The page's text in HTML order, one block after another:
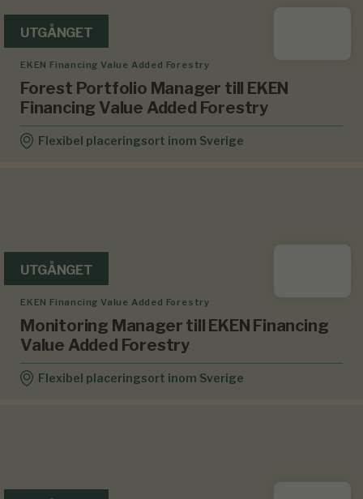
UTGÅNGET
EKEN Financing Value Added Forestry
Forest Portfolio Manager till EKEN
Financing Value Added Forestry
Flexibel placeringsort inom Sverige
UTGÅNGET
EKEN Financing Value Added Forestry
Monitoring Manager till EKEN Financing
Value Added Forestry
Flexibel placeringsort inom Sverige